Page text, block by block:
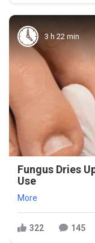
3 h 22 min
Fungus Dries
Use
More
322 145